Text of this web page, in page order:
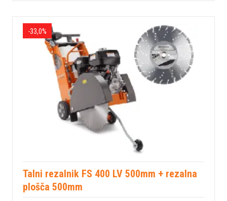
-33,0%
Talni rezalnik FS 400 LV 500mm + rezalna
plošča 500mm